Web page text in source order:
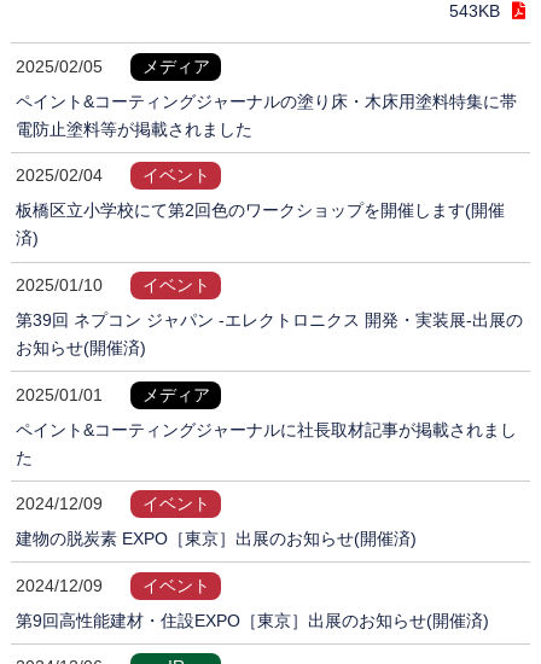
543KB
2025/02/05
メディア
ペイント&コーティングジャーナルの塗り床・木床用塗料特集に帯
電防止塗料等が掲載されました
2025/02/04
イベント
板橋区立小学校にて第2回色のワークショップを開催します(開催
済)
2025/01/10
イベント
第39回 ネプコン ジャパン -エレクトロニクス 開発・実装展-出展の
お知らせ(開催済)
2025/01/01
メディア
ペイント&コーティングジャーナルに社長取材記事が掲載されまし
た
2024/12/09
イベント
建物の脱炭素 EXPO［東京］出展のお知らせ(開催済)
2024/12/09
イベント
第9回高性能建材・住設EXPO［東京］出展のお知らせ(開催済)